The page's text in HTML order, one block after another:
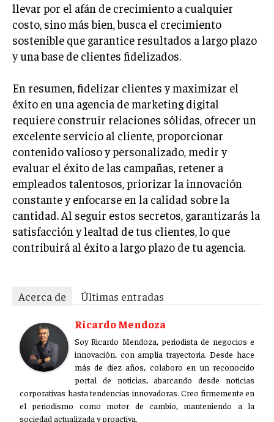
Ricardo Mendoza
Soy Ricardo Mendoza, periodista de negocios e
innovación, con amplia trayectoria. Desde hace
más de diez años, colaboro en un reconocido
portal de noticias, abarcando desde noticias
el periodismo como motor de cambio, manteniendo a la
sociedad actualizada y proactiva.
Aparece en periódicos digitales y domina los buscadores,
Infórmate aquí.
llevar por el afán de crecimiento a cualquier
costo, sino más bien, busca el crecimiento
sostenible que garantice resultados a largo plazo
y una base de clientes fidelizados.
En resumen, fidelizar clientes y maximizar el
éxito en una agencia de marketing digital
requiere construir relaciones sólidas, ofrecer un
excelente servicio al cliente, proporcionar
contenido valioso y personalizado, medir y
evaluar el éxito de las campañas, retener a
empleados talentosos, priorizar la innovación
constante y enfocarse en la calidad sobre la
cantidad. Al seguir estos secretos, garantizarás la
satisfacción y lealtad de tus clientes, lo que
contribuirá al éxito a largo plazo de tu agencia.
Acerca de
Últimas entradas
Ricardo Mendoza
Soy Ricardo Mendoza, periodista de negocios e
innovación, con amplia trayectoria. Desde hace
más de diez años, colaboro en un reconocido
portal de noticias, abarcando desde noticias
corporativas hasta tendencias innovadoras. Creo firmemente en
el periodismo como motor de cambio, manteniendo a la
sociedad actualizada y proactiva.